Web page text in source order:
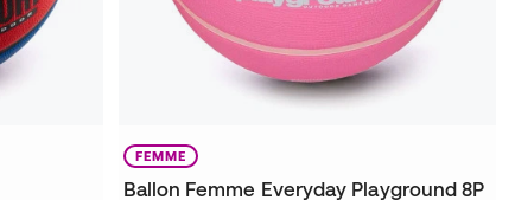
FEMME
Ballon Femme Everyday Playground 8P